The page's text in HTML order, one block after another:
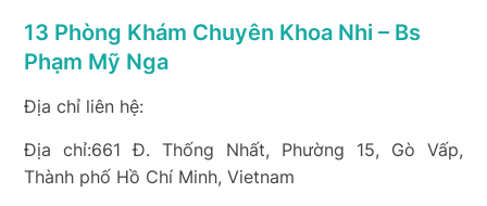
13 Phòng Khám Chuyên Khoa Nhi – Bs
Phạm Mỹ Nga
Địa chỉ liên hệ:
Địa chỉ:661 Đ. Thống Nhất, Phường 15, Gò Vấp,
Thành phố Hồ Chí Minh, Vietnam